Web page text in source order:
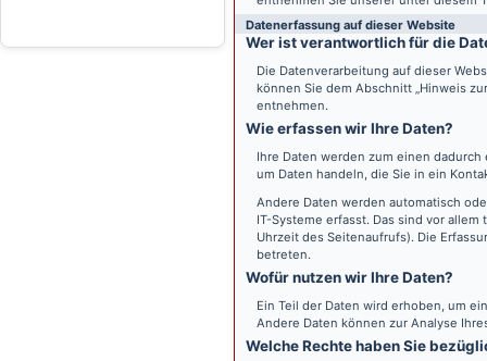
Datenerfassung auf dieser Website
Wer ist verantwortlich für die
Die Datenverarbeitung auf dieser
können Sie dem Abschnitt „Hinweis
entnehmen.
Wie erfassen wir Ihre Daten?
Ihre Daten werden zum einen
um Daten handeln, die Sie in ein
Andere Daten werden automatisch
IT-Systeme erfasst. Das sind vor
Uhrzeit des Seitenaufrufs). Die
betreten.
Wofür nutzen wir Ihre Daten?
Ein Teil der Daten wird erhoben, um
Andere Daten können zur Analyse
Welche Rechte haben Sie